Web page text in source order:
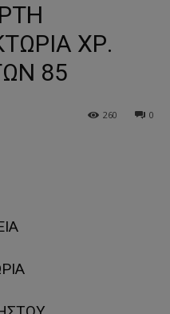
ΧΡ.
85
0
260